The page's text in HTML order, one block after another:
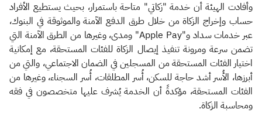
وأفادت الهيئة أن خدمة "زكاتي" متاحة باستمرار، بحيث يستطيع الأفراد
حساب وإخراج الزكاة من خلال طرق الدفع الآمنة والموثوقة في البنوك،
عبر خدمات سداد و"Apple Pay" ومدى، وغيرها من الطرق الآمنة التي
تضمن سرعة ومرونة تنفيذ إيصال الزكاة للفئات المستحقة، مع إمكانية
اختيار الفئات المستحقة من المسجلين في الضمان الاجتماعي، والتي من
أبرزها، الأُسر أشد حاجة للسكن، أُسر المطلقات، أُسر السجناء، وغيرها من
الفئات المستحقة، مؤكدةً أن الخدمة يُشرف عليها متخصصون في فقه
ومحاسبة الزكاة.